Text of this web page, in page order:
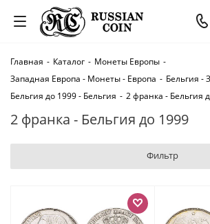
Главная - Каталог - Монеты Европы -
Западная Европа - Монеты - Европа - Бельгия -
Бельгия до 1999 - Бельгия - 2 франка - Бельгия
2 франка - Бельгия до 1999
Фильтр